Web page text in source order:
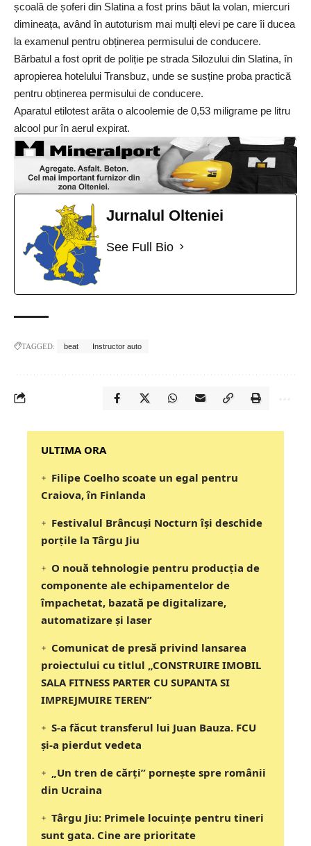
școală de șoferi din Slatina a fost prins băut la volan, miercuri
dimineața, având în autoturism mai mulți elevi pe care îi ducea
la examenul pentru obținerea permisului de conducere.
Bărbatul a fost oprit de poliție pe strada Silozului din Slatina, în
apropierea hotelului Transbuz, unde se susține proba practică
pentru obținerea permisului de conducere.
Aparatul etilotest arăta o alcoolemie de 0,53 miligrame pe litru
alcool pur în aerul expirat.
Jurnalul Olteniei
See Full Bio
TAGGED: beat Instructor auto
‎‎‎‎‎‎‎ULTIMA ORA
Filipe Coelho scoate un egal pentru
Craiova, în Finlanda
Festivalul Brâncuși Nocturn își deschide
porțile la Târgu Jiu
O nouă tehnologie pentru producția de
componente ale echipamentelor de
împachetat, bazată pe digitalizare,
automatizare și laser
Comunicat de presă privind lansarea
proiectului cu titlul „CONSTRUIRE IMOBIL
SALA FITNESS PARTER CU SUPANTA SI
IMPREJMUIRE TEREN”
S-a făcut transferul lui Juan Bauza. FCU
și-a pierdut vedeta
„Un tren de cărți” pornește spre românii
din Ucraina
Târgu Jiu: Primele locuințe pentru tineri
sunt gata. Cine are prioritate